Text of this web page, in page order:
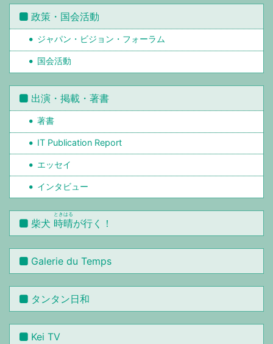
政策・国会活動
ジャパン・ビジョン・フォーラム
国会活動
出演・掲載・著書
著書
IT Publication Report
エッセイ
インタビュー
柴犬 時晴
ときはる
が行く！
Galerie du Temps
タンタン日和
Kei TV